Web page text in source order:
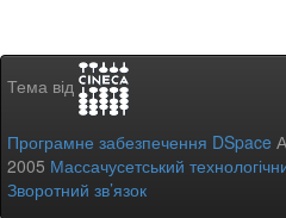
Тема від
Програмне забезпечення DSpace
2005 Массачусетський
Зворотний зв’язок